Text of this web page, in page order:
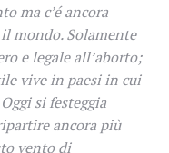
ma c’é ancora
mondo. Solamente
e legale all’aborto;
vive in paesi in cui
si festeggia
ancora più
vento di